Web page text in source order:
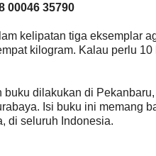
00046 35790
kelipatan tiga eksemplar
kilogram. Kalau perlu
dilakukan di
Isi buku ini memang
di seluruh Indonesia.